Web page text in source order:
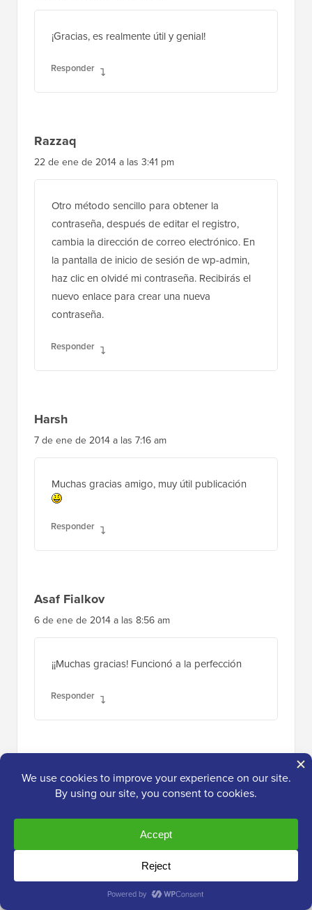
¡Gracias, es realmente útil y genial!
Responder
Razzaq
22 de ene de 2014 a las 3:41 pm
Otro método sencillo para obtener la
contraseña, después de editar el registro,
cambia la dirección de correo electrónico. En
la pantalla de inicio de sesión de wp-admin,
haz clic en olvidé mi contraseña. Recibirás el
nuevo enlace para crear una nueva
contraseña.
Responder
Harsh
7 de ene de 2014 a las 7:16 am
Muchas gracias amigo, muy útil publicación
Responder
Asaf Fialkov
6 de ene de 2014 a las 8:56 am
¡¡Muchas gracias! Funcionó a la perfección
Responder
3 de ene de 2014 a las 7:56 am
¡Fantástico, son unos genios!